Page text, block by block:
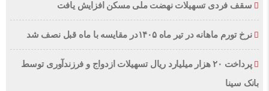
سقف فردی تسهیلات نهضت ملی مسکن افزایش یافت
نرخ تورم ماهانه در تیر ماه ۱۴۰۵در مقایسه با ماه قبل نصف شد
پرداخت ۲۰ هزار میلیارد ریال تسهیلات ازدواج و فرزند‌آوری توسط
بانک سینا